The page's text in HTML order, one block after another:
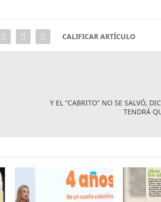
CALIFICAR ARTÍCULO
Y EL “CABRITO” NO SE SALVÓ,
TENDRÁ